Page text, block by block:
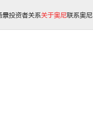
景投资者关系关于奥尼联系奥尼